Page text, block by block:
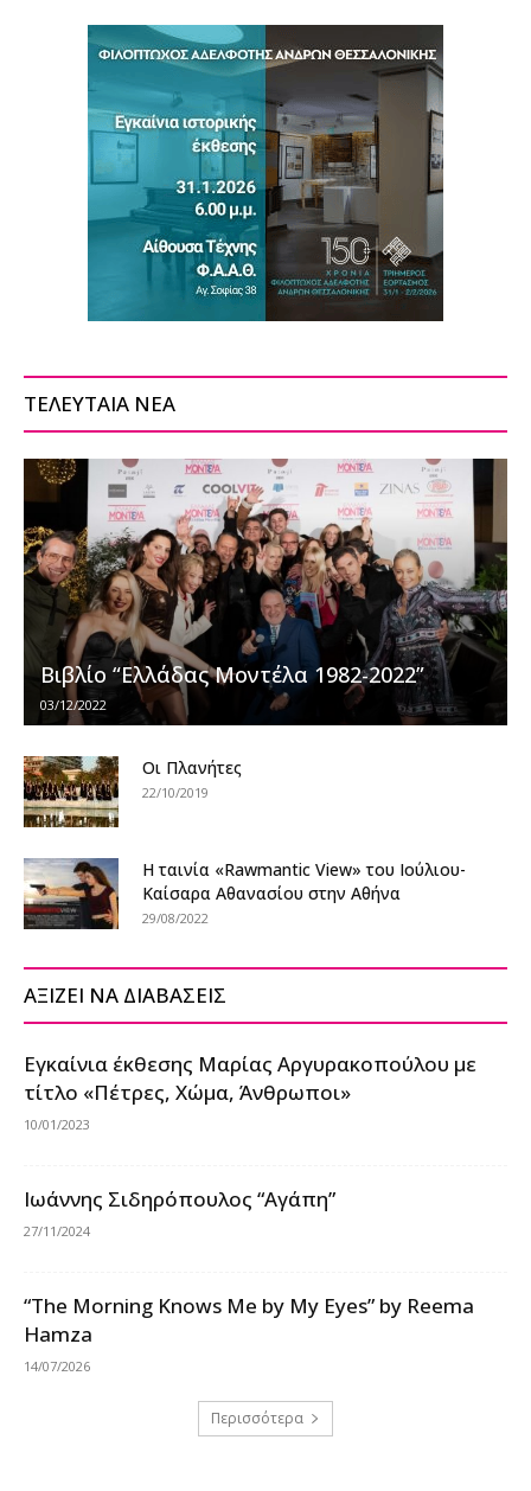
ΤΕΛΕΥΤΑΙΑ ΝΕΑ
Βιβλίο “Ελλάδας Μοντέλα 1982-2022”
03/12/2022
Οι Πλανήτες
22/10/2019
Η ταινία «Rawmantic View» του Ιούλιου-
Καίσαρα Αθανασίου στην Αθήνα
29/08/2022
ΑΞΙΖΕΙ ΝΑ ΔΙΑΒΑΣΕΙΣ
Εγκαίνια έκθεσης Μαρίας Αργυρακοπούλου με
τίτλο «Πέτρες, Χώμα, Άνθρωποι»
10/01/2023
Ιωάννης Σιδηρόπουλος “Αγάπη”
27/11/2024
“The Morning Knows Me by My Eyes” by Reema
Hamza
14/07/2026
Περισσότερα